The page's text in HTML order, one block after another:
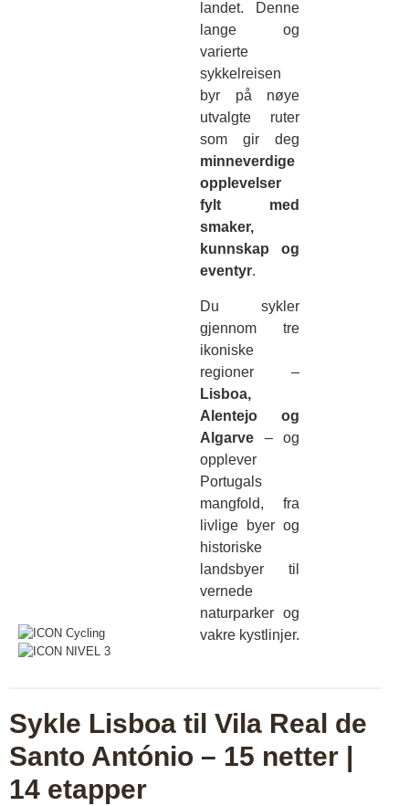
landet. Denne
lange og
varierte
sykkelreisen
byr på nøye
utvalgte ruter
som gir deg
minneverdige
opplevelser
fylt med
smaker,
kunnskap og
eventyr.
Du sykler
gjennom tre
ikoniske
regioner –
Lisboa,
Alentejo og
Algarve – og
opplever
Portugals
mangfold, fra
livlige byer og
historiske
landsbyer til
vernede
naturparker og
vakre kystlinjer.
Sykle Lisboa til Vila Real de
Santo António – 15 netter |
14 etapper